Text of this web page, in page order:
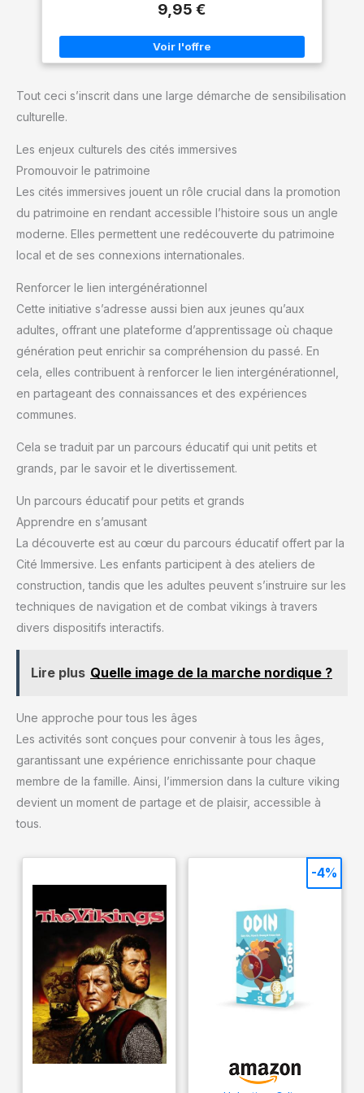
0,8 mm, un format à la fois bien visible et discret, idéal pour
d'un adhésif haute résistance. Sans vis ni outils: il suffit de
décoller et de coller sur les portes, murs, vitres ou
comptoirs en quelques secondes à peine. 🛡️ ALUMINIUM DE
facile à nettoyer, même dans les milieux très humides. ❗
est essentielle dans les bureaux, hôtels, commerces et
renseignements utiles.
9,95 €
Tout ceci s’inscrit dans une large démarche de sensibilisation
culturelle.
Les enjeux culturels des cités immersives
Promouvoir le patrimoine
Les cités immersives jouent un rôle crucial dans la promotion
du patrimoine en rendant accessible l’histoire sous un angle
moderne. Elles permettent une redécouverte du patrimoine
local et de ses connexions internationales.
Renforcer le lien intergénérationnel
Cette initiative s’adresse aussi bien aux jeunes qu’aux
adultes, offrant une plateforme d’apprentissage où chaque
génération peut enrichir sa compréhension du passé. En
cela, elles contribuent à renforcer le lien intergénérationnel,
en partageant des connaissances et des expériences
communes.
Cela se traduit par un parcours éducatif qui unit petits et
grands, par le savoir et le divertissement.
Un parcours éducatif pour petits et grands
Apprendre en s’amusant
La découverte est au cœur du parcours éducatif offert par la
Cité Immersive. Les enfants participent à des ateliers de
construction, tandis que les adultes peuvent s’instruire sur les
techniques de navigation et de combat vikings à travers
divers dispositifs interactifs.
Lire plus Quelle image de la marche nordique ?
Une approche pour tous les âges
Les activités sont conçues pour convenir à tous les âges,
garantissant une expérience enrichissante pour chaque
membre de la famille. Ainsi, l’immersion dans la culture viking
devient un moment de partage et de plaisir, accessible à
tous.
-4%